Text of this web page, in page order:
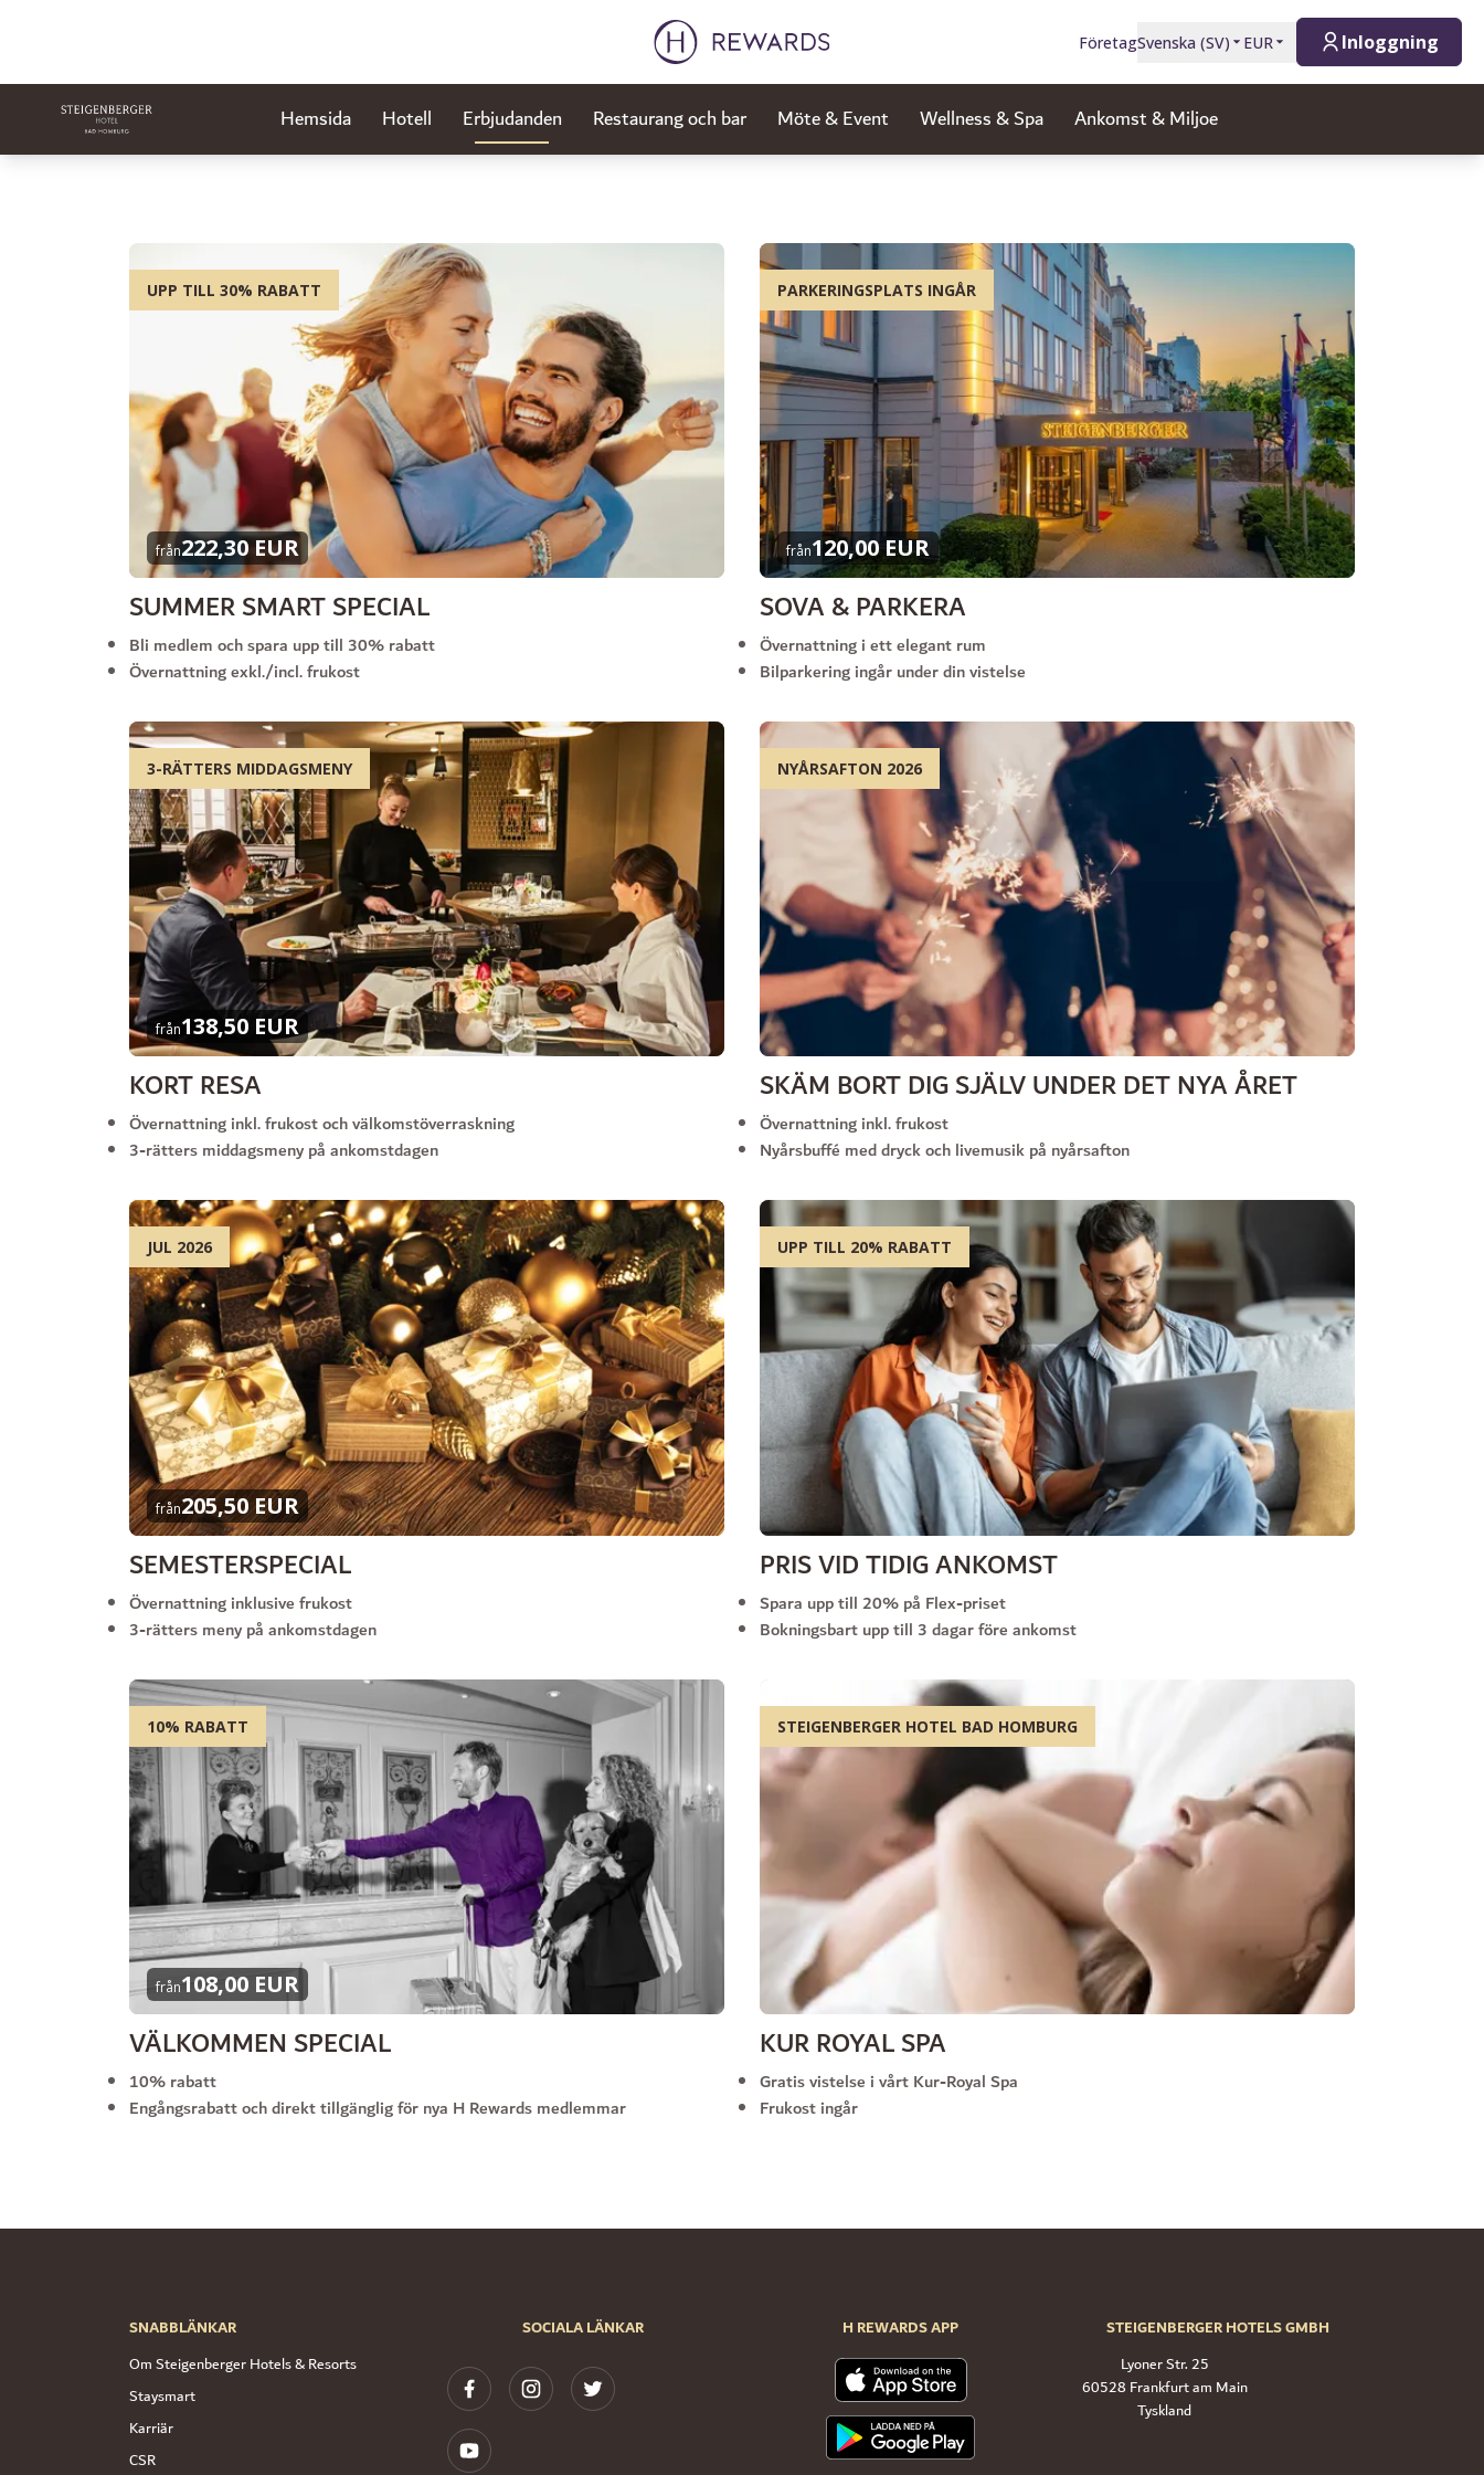
FöretagSvenska (SV) EUR Inloggning
Hemsida Hotell Erbjudanden Restaurang och bar Möte & Event Wellness & Spa Ankomst & Miljoe
UPP TILL 30% RABATT
från222,30 EUR
SUMMER SMART SPECIAL
Bli medlem och spara upp till 30% rabatt
Övernattning exkl./incl. frukost
PARKERINGSPLATS INGÅR
från120,00 EUR
SOVA & PARKERA
Övernattning i ett elegant rum
Bilparkering ingår under din vistelse
3-RÄTTERS MIDDAGSMENY
från138,50 EUR
KORT RESA
Övernattning inkl. frukost och välkomstöverraskning
3-rätters middagsmeny på ankomstdagen
NYÅRSAFTON 2026
SKÄM BORT DIG SJÄLV UNDER DET NYA ÅRET
Övernattning inkl. frukost
Nyårsbuffé med dryck och livemusik på nyårsafton
JUL 2026
från205,50 EUR
SEMESTERSPECIAL
Övernattning inklusive frukost
3-rätters meny på ankomstdagen
UPP TILL 20% RABATT
PRIS VID TIDIG ANKOMST
Spara upp till 20% på Flex-priset
Bokningsbart upp till 3 dagar före ankomst
10% RABATT
från108,00 EUR
VÄLKOMMEN SPECIAL
10% rabatt
Engångsrabatt och direkt tillgänglig för nya H Rewards medlemmar
STEIGENBERGER HOTEL BAD HOMBURG
KUR ROYAL SPA
Gratis vistelse i vårt Kur-Royal Spa
Frukost ingår
SNABBLÄNKAR
Om Steigenberger Hotels & Resorts
Staysmart
Karriär
CSR
SOCIALA LÄNKAR H REWARDS APP
STEIGENBERGER HOTELS GMBH
Lyoner Str. 25
60528 Frankfurt am Main
Tyskland